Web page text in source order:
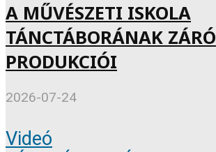
A MŰVÉSZETI ISKOLA
TÁNCTÁBORÁNAK ZÁRÓ
PRODUKCIÓI
2026-07-24
Videó